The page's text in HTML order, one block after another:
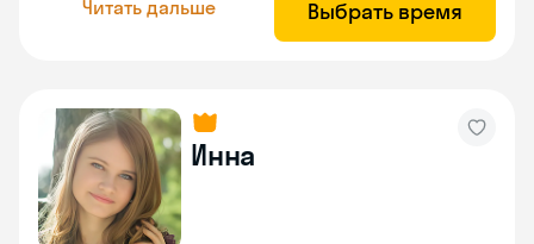
Читать дальше Выбрать время
Инна